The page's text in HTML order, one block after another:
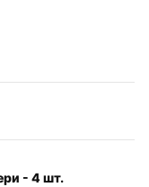
- 4 шт.